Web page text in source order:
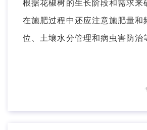
根据花椒树的生长阶段和需求来
在施肥过程中还应注意施肥量和
位、土壤水分管理和病虫害防治